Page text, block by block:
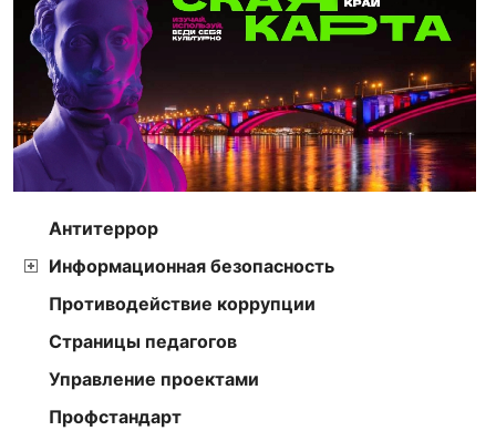
Антитеррор
Информационная безопасность
Противодействие коррупции
Страницы педагогов
Управление проектами
Профстандарт